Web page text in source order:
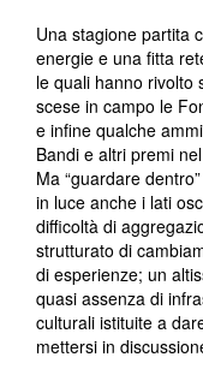
Una stagione partita
energie e una fitta
le quali hanno rivolto
scese in campo le
e infine qualche
Bandi e altri premi
Ma “guardare
in luce anche i lati
difficoltà di
strutturato di
di esperienze; un
quasi assenza di
culturali istituite a
mettersi in